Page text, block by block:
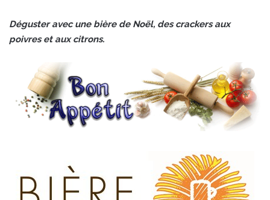
Déguster avec une bière de Noël, des crackers aux
poivres et aux citrons.